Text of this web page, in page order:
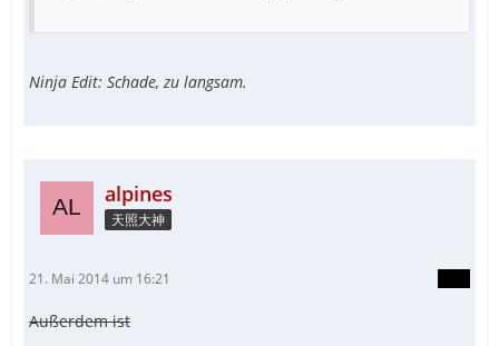
Ninja Edit: Schade, zu langsam.
alpines
天照大神
21. Mai 2014 um 16:21
Außerdem ist